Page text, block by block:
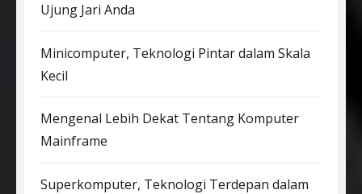
Ujung Jari Anda
Minicomputer, Teknologi Pintar dalam Skala
Kecil
Mengenal Lebih Dekat Tentang Komputer
Mainframe
Superkomputer, Teknologi Terdepan dalam